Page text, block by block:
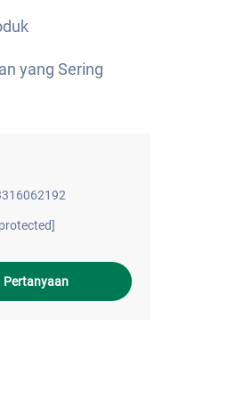
yang Sering
Pertanyaan